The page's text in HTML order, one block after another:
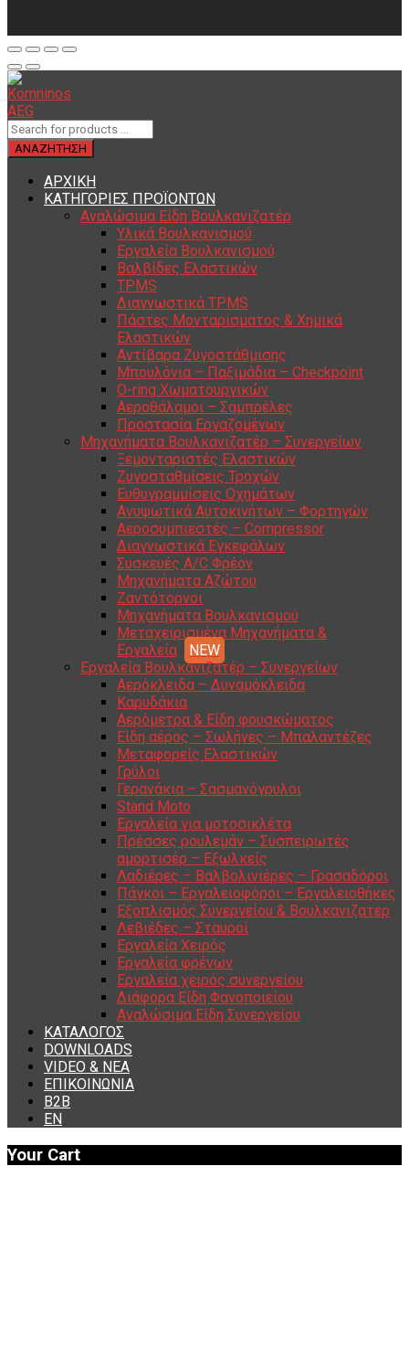
ΑΡΧΙΚΗ
ΚΑΤΗΓΟΡΙΕΣ ΠΡΟΪΟΝΤΩΝ
Αναλώσιμα Είδη Βουλκανιζατέρ
Υλικά Βουλκανισμού
Εργαλεία Βουλκανισμού
Βαλβίδες Ελαστικών
TPMS
Διαγνωστικά TPMS
Πάστες Μονταρίσματος & Χημικά
Ελαστικών
Αντίβαρα Ζυγοστάθμισης
Μπουλόνια – Παξιμάδια – Checkpoint
O-ring Χωματουργικών
Αεροθάλαμοι – Σαμπρέλες
Προστασία Εργαζομένων
Μηχανήματα Βουλκανιζατέρ – Συνεργείων
Ξεμονταριστές Ελαστικών
Ζυγοσταθμίσεις Τροχών
Ευθυγραμμίσεις Οχημάτων
Ανυψωτικά Αυτοκινήτων – Φορτηγών
Αεροσυμπιεστές – Compressor
Διαγνωστικά Εγκεφάλων
Συσκευές A/C Φρέον
Μηχανήματα Αζώτου
Ζαντότορνοι
Μηχανήματα Βουλκανισμού
Μεταχειρισμένα Μηχανήματα &
Εργαλεία
Εργαλεία Βουλκανιζατέρ – Συνεργείων
Αερόκλειδα – Δυναμόκλειδα
Καρυδάκια
Αερόμετρα & Είδη φουσκώματος
Είδη αέρος – Σωλήνες – Μπαλαντέζες
Μεταφορείς Ελαστικών
Γρύλοι
Γερανάκια – Σασμανόγρυλοι
Stand Moto
Εργαλεία για μοτοσικλέτα
Πρέσσες ρουλεμάν – Συσπειρωτές
αμορτισέρ – Εξωλκείς
Λαδιέρες – Βαλβολινιέρες – Γρασαδόροι
Πάγκοι – Εργαλειοφόροι – Εργαλειοθήκες
Εξοπλισμός Συνεργείου & Βουλκανιζατερ
Λεβιέδες – Σταυροί
Εργαλεία Χειρός
Εργαλεία φρένων
Εργαλεία χειρός συνεργείου
Διάφορα Είδη Φανοποιείου
Αναλώσιμα Είδη Συνεργείου
ΚΑΤΑΛΟΓΟΣ
DOWNLOADS
VIDEO & ΝΕΑ
ΕΠΙΚΟΙΝΩΝΙΑ
B2B
ΕΝ
Your Cart